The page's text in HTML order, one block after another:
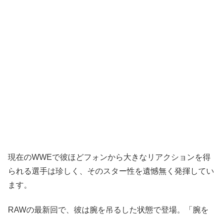
現在のWWEで彼ほどフォンから大きなリアクションを得
られる選手は珍しく、そのスター性を遺憾無く発揮してい
ます。
RAWの最新回で、彼は腕を吊るした状態で登場。「腕を